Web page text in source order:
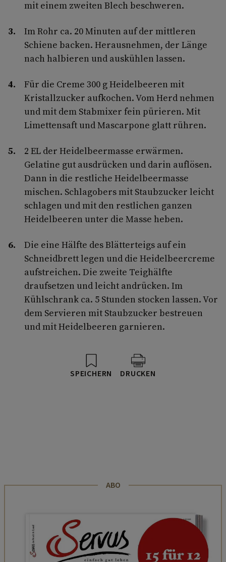
mit einem zweiten Blech beschweren.
Im Rohr ca. 20 Minuten auf der mittleren
Schiene backen. Herausnehmen, der Länge
nach halbieren und auskühlen lassen.
Für die Creme 300 g Heidelbeeren mit
Kristallzucker aufkochen. Vom Herd nehmen
und mit dem Stabmixer fein pürieren. Mit
Limettensaft und Mascarpone glatt rühren.
2 EL der Heidelbeermasse erwärmen.
Gelatine gut ausdrücken und darin auflösen.
Dann in die restliche Heidelbeermasse
mischen. Schlagobers mit Staubzucker leicht
schlagen und mit den restlichen ganzen
Heidelbeeren unter die Masse heben.
Die eine Hälfte des Blätterteigs auf ein
Schneidbrett legen und die Heidelbeercreme
aufstreichen. Die zweite Teighälfte
draufsetzen und leicht andrücken. Im
Kühlschrank ca. 5 Stunden stocken lassen. Vor
dem Servieren mit Staubzucker bestreuen
und mit Heidelbeeren garnieren.
SPEICHERN DRUCKEN
ABO